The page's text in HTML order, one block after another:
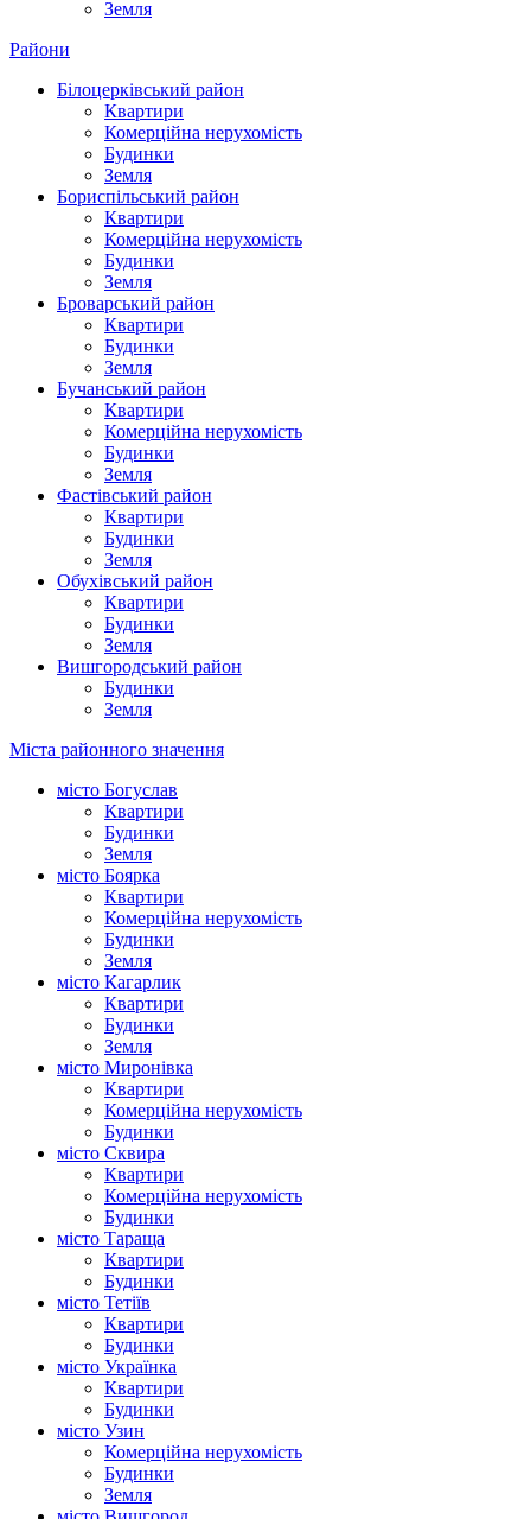
Земля
Райони
Білоцерківський район
Квартири
Комерційна нерухомість
Будинки
Земля
Бориспільський район
Квартири
Комерційна нерухомість
Будинки
Земля
Броварський район
Квартири
Будинки
Земля
Бучанський район
Квартири
Комерційна нерухомість
Будинки
Земля
Фастівський район
Квартири
Будинки
Земля
Обухівський район
Квартири
Будинки
Земля
Вишгородський район
Будинки
Земля
Міста районного значення
місто Богуслав
Квартири
Будинки
Земля
місто Боярка
Квартири
Комерційна нерухомість
Будинки
Земля
місто Кагарлик
Квартири
Будинки
Земля
місто Миронівка
Квартири
Комерційна нерухомість
Будинки
місто Сквира
Квартири
Комерційна нерухомість
Будинки
місто Тараща
Квартири
Будинки
місто Тетіїв
Квартири
Будинки
місто Українка
Квартири
Будинки
місто Узин
Комерційна нерухомість
Будинки
Земля